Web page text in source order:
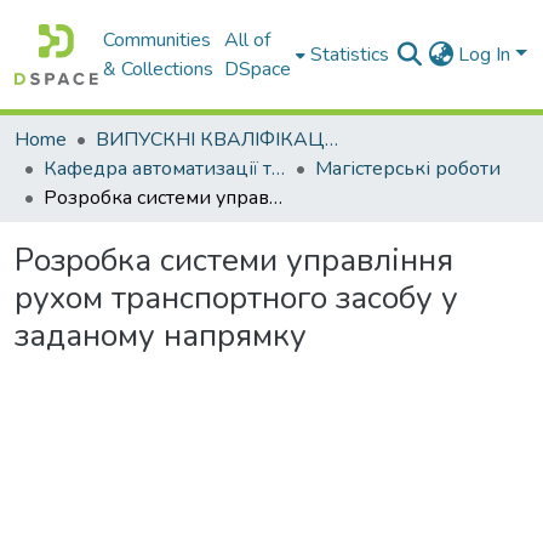
Communities
& Collections
All of
DSpace
Statistics Log In
Home
ВИПУСКНІ КВАЛІФІКАЦІЙНІ РОБОТИ
Кафедра автоматизації та комп’ютерно-інтегрованих технологій
Магістерські роботи
Розробка системи управління рухом транспортного засобу у заданому напрямку
Розробка системи управління
рухом транспортного засобу у
заданому напрямку